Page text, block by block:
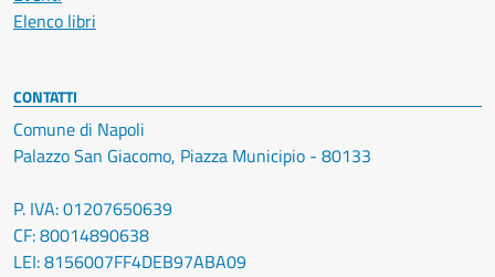
Elenco libri
CONTATTI
Comune di Napoli
Palazzo San Giacomo, Piazza Municipio - 80133
P. IVA: 01207650639
CF: 80014890638
LEI: 8156007FF4DEB97ABA09